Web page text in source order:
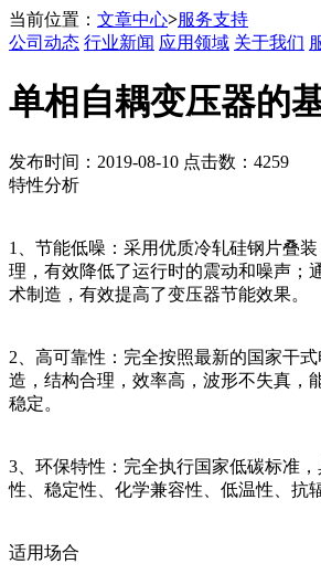
当前位置： 文章中心>服务支持
公司动态 行业新闻 应用领域 关于我们
单相自耦变压器的
发布时间：2019-08-10 点击数：4259
特性分析
1、节能低噪：采用优质冷轧硅钢片叠
理，有效降低了运行时的震动和噪声；
术制造，有效提高了变压器节能效果。
2、高可靠性：完全按照最新的国家干
造，结构合理，效率高，波形不失真，
稳定。
3、环保特性：完全执行国家低碳标准
性、稳定性、化学兼容性、低温性、抗
适用场合